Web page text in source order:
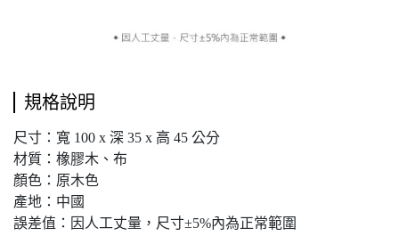
規格說明
尺寸：寬 100 x 深 35 x 高 45 公分
材質：橡膠木、布
顏色：原木色
產地：中國
誤差值：因人工丈量，尺寸±5%內為正常範圍